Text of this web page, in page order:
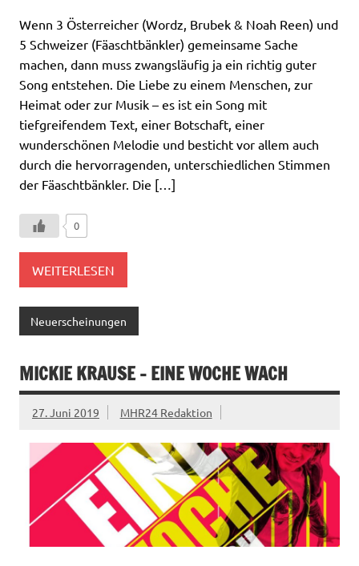
Wenn 3 Österreicher (Wordz, Brubek & Noah Reen) und
5 Schweizer (Fäaschtbänkler) gemeinsame Sache
machen, dann muss zwangsläufig ja ein richtig guter
Song entstehen. Die Liebe zu einem Menschen, zur
Heimat oder zur Musik – es ist ein Song mit
tiefgreifendem Text, einer Botschaft, einer
wunderschönen Melodie und besticht vor allem auch
durch die hervorragenden, unterschiedlichen Stimmen
der Fäaschtbänkler. Die […]
0
WEITERLESEN
Neuerscheinungen
MICKIE KRAUSE – EINE WOCHE WACH
27. Juni 2019 MHR24 Redaktion